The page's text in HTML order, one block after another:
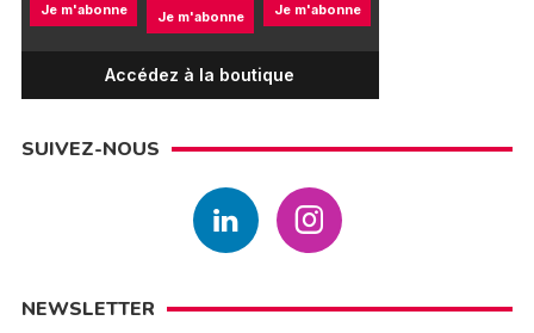
Je m'abonne Je m'abonne Je m'abonne
Accédez à la boutique
SUIVEZ-NOUS
NEWSLETTER